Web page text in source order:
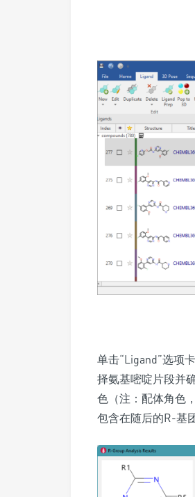
单击“Ligand”选项
择氨基嘧啶片段并
色（注：配体角色
包含在随后的R-基